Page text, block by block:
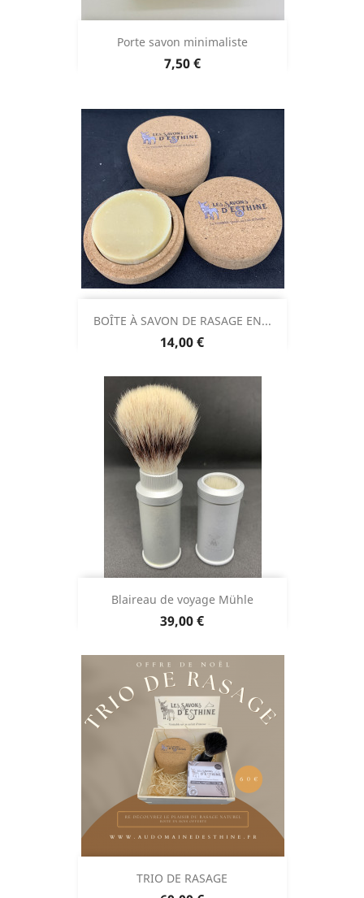
Porte savon minimaliste
Prix
7,50 €
BOÎTE À SAVON DE RASAGE EN...
Prix
14,00 €
Blaireau de voyage Mühle
Prix
39,00 €
TRIO DE RASAGE